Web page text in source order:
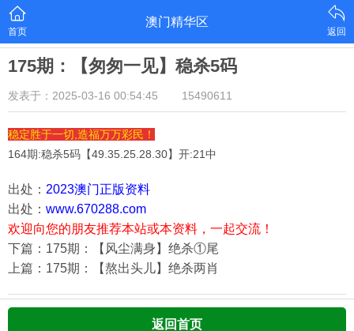
首页
澳门精华区
返回
175期：【匆匆一见】稳杀5码
发表于：2025-03-16 00:54:45 15490611
稳定胜于一切,造福万万彩民！
164期:稳杀5码【49.35.25.28.30】开:21中
出处： 2023澳门正版资料
出处： www.670288.com
欢迎向您的朋友推荐本站或本资料，一起交流！
下篇：175期：【风尘满身】绝杀①尾
上篇：175期：【熬出头儿】绝杀两肖
返回首页